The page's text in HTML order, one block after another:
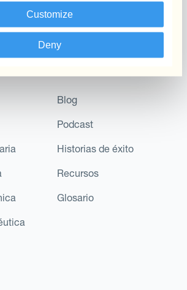
Customize
Deny
A Largo
Blog
Podcast
Historias de éxito
Recursos
Glosario